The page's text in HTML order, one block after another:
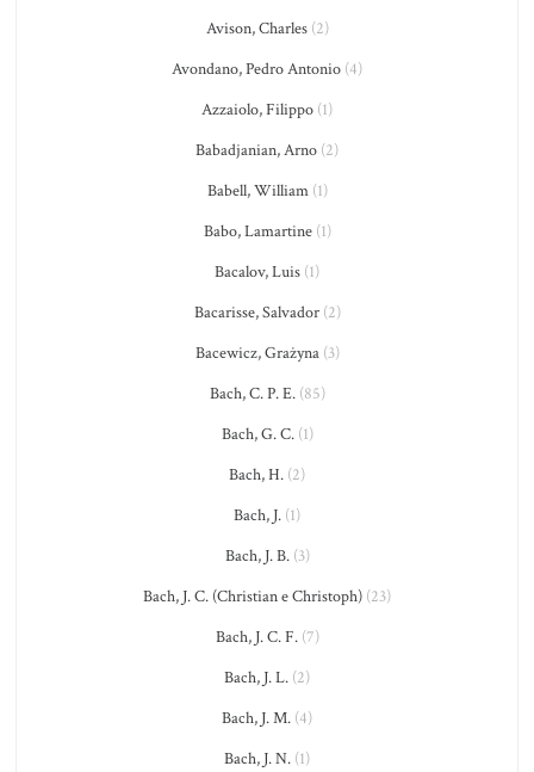
Avison, Charles(2)
Avondano, Pedro Antonio (4)
Azzaiolo, Filippo (1)
Babadjanian, Arno (2)
Babell, William(1)
Babo, Lamartine(1)
Bacalov, Luis (1)
Bacarisse, Salvador(2)
Bacewicz, Grażyna(3)
Bach, C. P. E.(85)
Bach, G. C.(1)
Bach, H. (2)
Bach, J. (1)
Bach, J. B.(3)
Bach, J. C. (Christian e Christoph) (23)
Bach, J. C. F.(7)
Bach, J. L. (2)
Bach, J. M. (4)
Bach, J. N. (1)